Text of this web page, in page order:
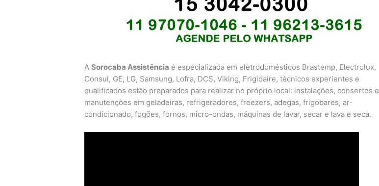
ASorocaba Assistência é especializada em eletrodomésticos Brastemp, Electrolux,
Consul, GE, LG, Samsung, Lofra, DCS, Viking, Frigidaire, técnicos experientes e
qualificados estão preparados para realizar no próprio local: instalações, consertos e
manutenções em geladeiras, refrigeradores, freezers, adegas, frigobares, ar-
condicionado, fogões, fornos, micro-ondas, máquinas de lavar, secar e lava e seca.